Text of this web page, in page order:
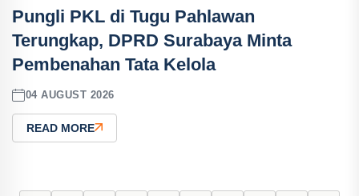
Pungli PKL di Tugu Pahlawan
Terungkap, DPRD Surabaya Minta
Pembenahan Tata Kelola
04 AUGUST 2026
READ MORE